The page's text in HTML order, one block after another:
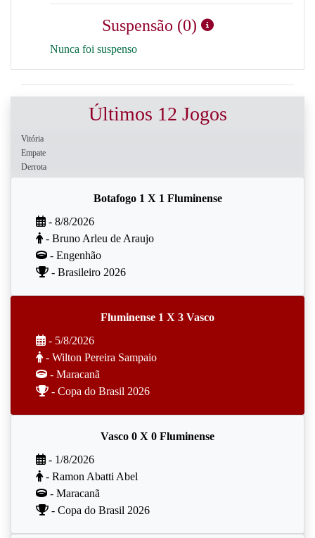
Suspensão (0)
Nunca foi suspenso
Últimos 12 Jogos
Vitória
Empate
Derrota
Botafogo 1 X 1 Fluminense
- 8/8/2026
- Bruno Arleu de Araujo
- Engenhão
- Brasileiro 2026
Fluminense 1 X 3 Vasco
- 5/8/2026
- Wilton Pereira Sampaio
- Maracanã
- Copa do Brasil 2026
Vasco 0 X 0 Fluminense
- 1/8/2026
- Ramon Abatti Abel
- Maracanã
- Copa do Brasil 2026